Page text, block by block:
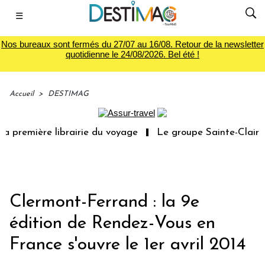
☰
Nos bureaux sont fermés du 27/07 au 16/08. Retour de la newsletter
quotidienne le 24/08/2026. Bel été !
Accueil > DESTIMAG
librairie du voyage Le groupe Sainte-Claire
Clermont-Ferrand : la 9e
édition de Rendez-Vous en
France s'ouvre le 1er avril 2014